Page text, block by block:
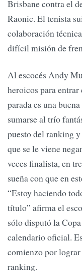
Brisbane contra el
Raonic. El tenista
colaboración
difícil misión de
Al escocés Andy
heroicos para
parada es una
sumarse al trío
puesto del ranking
que se le viene
veces finalista, en
sueña con que en
“Estoy haciendo
título” afirma el
sólo disputó la
calendario oficial.
comienzo por
ranking.